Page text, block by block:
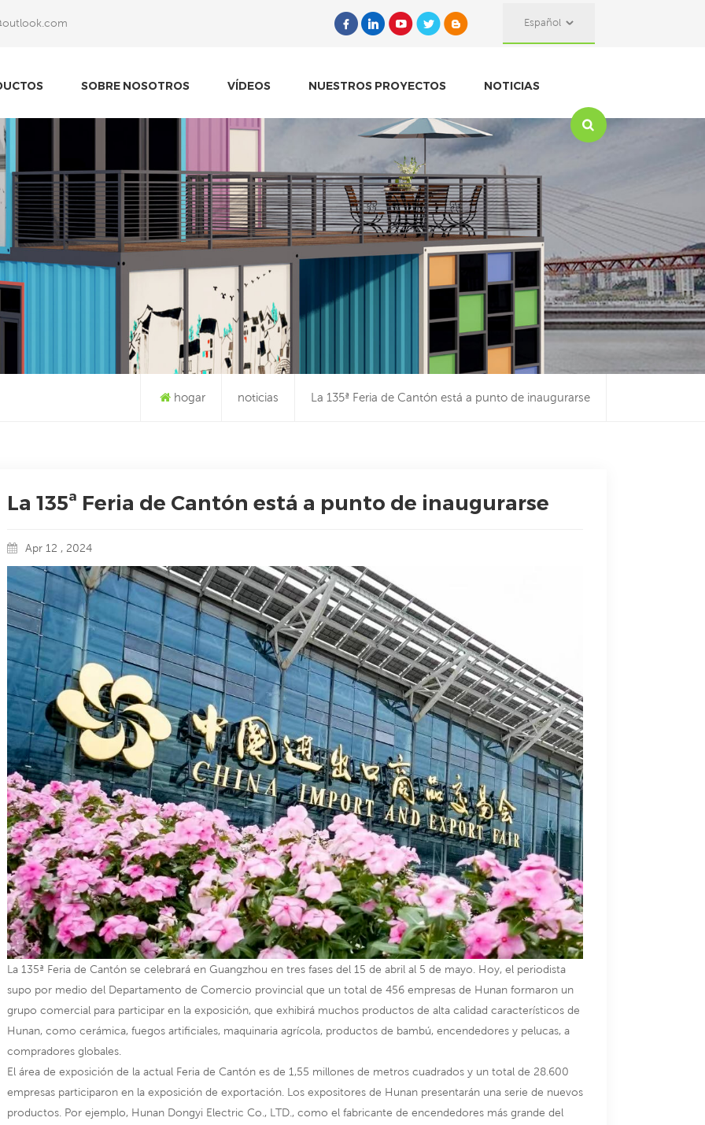
Español
SOBRE NOSOTROS VÍDEOS NUESTROS PROYECTOS NOTICIAS
hogar noticias La 135ª Feria de Cantón está a punto de inaugurarse
La 135ª Feria de Cantón está a punto de inaugurarse
Apr 12 , 2024
La 135ª Feria de Cantón se celebrará en Guangzhou en tres fases del 15 de abril al 5 de mayo. Hoy, el periodista
supo por medio del Departamento de Comercio provincial que un total de 456 empresas de Hunan formaron un
grupo comercial para participar en la exposición, que exhibirá muchos productos de alta calidad característicos de
Hunan, como cerámica, fuegos artificiales, maquinaria agrícola, productos de bambú, encendedores y pelucas, a
compradores globales.
El área de exposición de la actual Feria de Cantón es de 1,55 millones de metros cuadrados y un total de 28.600
empresas participaron en la exposición de exportación. Los expositores de Hunan presentarán una serie de nuevos
productos. Por ejemplo, Hunan Dongyi Electric Co., LTD., como el fabricante de encendedores más grande del